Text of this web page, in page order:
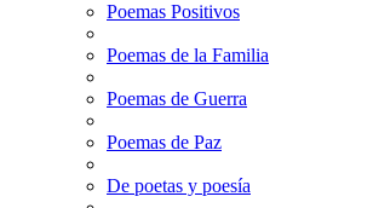
Poemas Positivos
Poemas de la Familia
Poemas de Guerra
Poemas de Paz
De poetas y poesía